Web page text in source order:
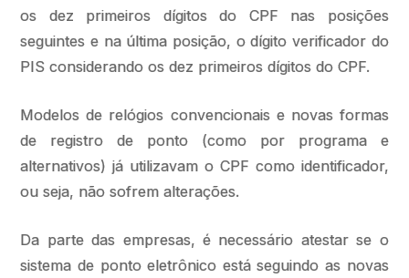
os dez primeiros dígitos do CPF nas posições
seguintes e na última posição, o dígito verificador do
PIS considerando os dez primeiros dígitos do CPF.
Modelos de relógios convencionais e novas formas
de registro de ponto (como por programa e
alternativos) já utilizavam o CPF como identificador,
ou seja, não sofrem alterações.
Da parte das empresas, é necessário atestar se o
sistema de ponto eletrônico está seguindo as novas